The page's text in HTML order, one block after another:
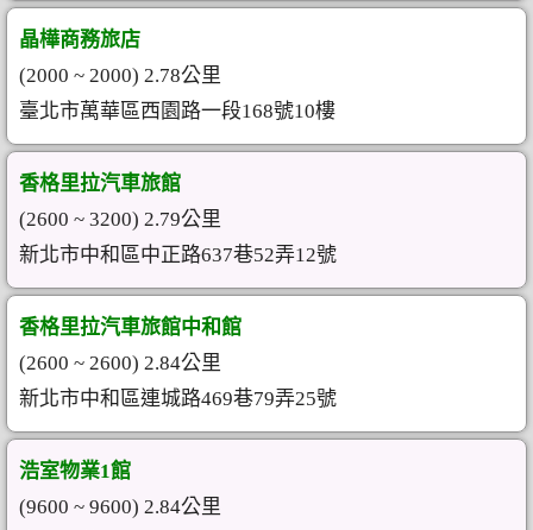
晶樺商務旅店
(2000 ~ 2000) 2.78公里
臺北市萬華區西園路一段168號10樓
香格里拉汽車旅館
(2600 ~ 3200) 2.79公里
新北市中和區中正路637巷52弄12號
香格里拉汽車旅館中和館
(2600 ~ 2600) 2.84公里
新北市中和區連城路469巷79弄25號
浩室物業1館
(9600 ~ 9600) 2.84公里